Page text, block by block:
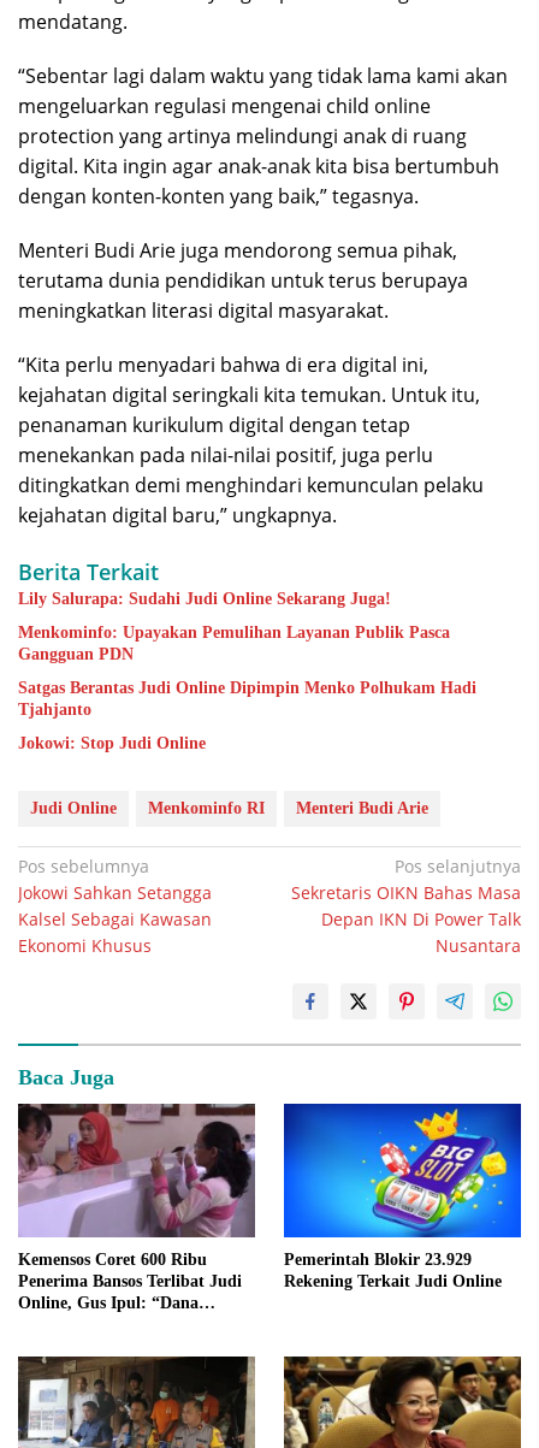
mendatang.
“Sebentar lagi dalam waktu yang tidak lama kami akan
mengeluarkan regulasi mengenai child online
protection yang artinya melindungi anak di ruang
digital. Kita ingin agar anak-anak kita bisa bertumbuh
dengan konten-konten yang baik,” tegasnya.
Menteri Budi Arie juga mendorong semua pihak,
terutama dunia pendidikan untuk terus berupaya
meningkatkan literasi digital masyarakat.
“Kita perlu menyadari bahwa di era digital ini,
kejahatan digital seringkali kita temukan. Untuk itu,
penanaman kurikulum digital dengan tetap
menekankan pada nilai-nilai positif, juga perlu
ditingkatkan demi menghindari kemunculan pelaku
kejahatan digital baru,” ungkapnya.
Berita Terkait
Lily Salurapa: Sudahi Judi Online Sekarang Juga!
Menkominfo: Upayakan Pemulihan Layanan Publik Pasca
Gangguan PDN
Satgas Berantas Judi Online Dipimpin Menko Polhukam Hadi
Tjahjanto
Jokowi: Stop Judi Online
Judi Online Menkominfo RI Menteri Budi Arie
Navigasi
pos
Pos sebelumnya
Jokowi Sahkan Setangga
Kalsel Sebagai Kawasan
Ekonomi Khusus
Pos selanjutnya
Sekretaris OIKN Bahas Masa
Depan IKN Di Power Talk
Nusantara
Baca Juga
Kemensos Coret 600 Ribu
Penerima Bansos Terlibat Judi
Online, Gus Ipul: “Dana
Pemerintah Blokir 23.929
Rekening Terkait Judi Online